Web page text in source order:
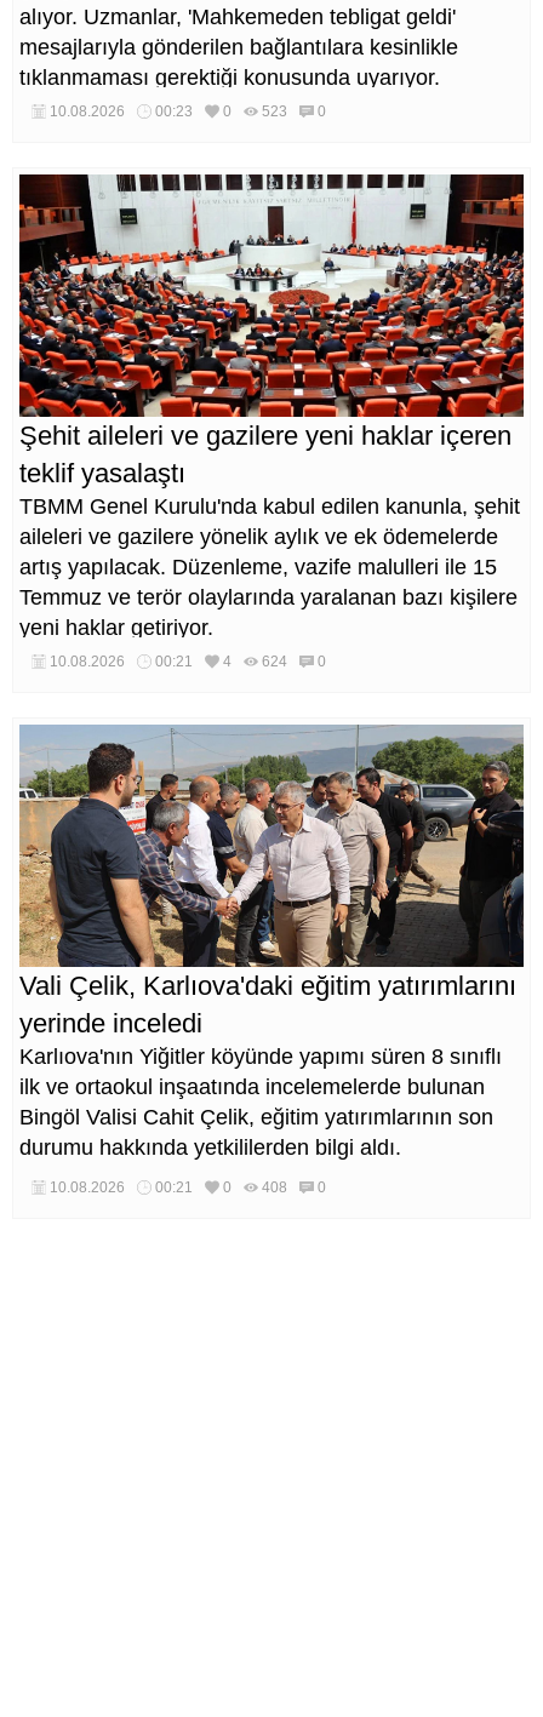
alıyor. Uzmanlar, 'Mahkemeden tebligat geldi'
mesajlarıyla gönderilen bağlantılara kesinlikle
tıklanmaması gerektiği konusunda uyarıyor.
10.08.2026 00:23 0 523 0
Şehit aileleri ve gazilere yeni haklar içeren
teklif yasalaştı
TBMM Genel Kurulu'nda kabul edilen kanunla, şehit
aileleri ve gazilere yönelik aylık ve ek ödemelerde
artış yapılacak. Düzenleme, vazife malulleri ile 15
Temmuz ve terör olaylarında yaralanan bazı kişilere
yeni haklar getiriyor.
10.08.2026 00:21 4 624 0
Vali Çelik, Karlıova'daki eğitim yatırımlarını
yerinde inceledi
Karlıova'nın Yiğitler köyünde yapımı süren 8 sınıflı
ilk ve ortaokul inşaatında incelemelerde bulunan
Bingöl Valisi Cahit Çelik, eğitim yatırımlarının son
durumu hakkında yetkililerden bilgi aldı.
10.08.2026 00:21 0 408 0